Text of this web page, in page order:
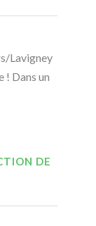
Lavigney
! Dans un
DE